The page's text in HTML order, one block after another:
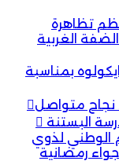
تظاهرة
الغربية
بمناسبة
نجاح متواصل
البستنة
الوطني لذوي
رمضانية